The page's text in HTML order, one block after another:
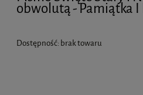
obwolutą - Pamiątka
Dostępność: brak towaru